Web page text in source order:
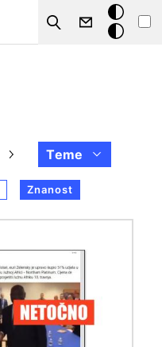
Search
Tamna
pozadina
Teme
Znanost